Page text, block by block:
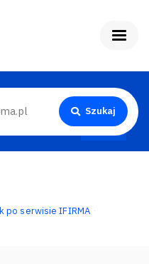
Szukaj
po serwisie IFIRMA